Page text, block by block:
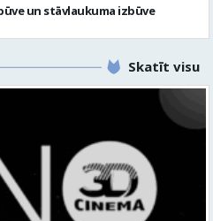
un stāvlaukuma izbūve
Skatīt visu